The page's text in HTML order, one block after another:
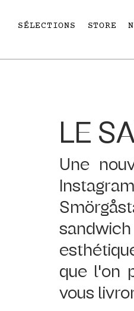
SÉLECTIONS STORE
LE
Une
que l'on
vous